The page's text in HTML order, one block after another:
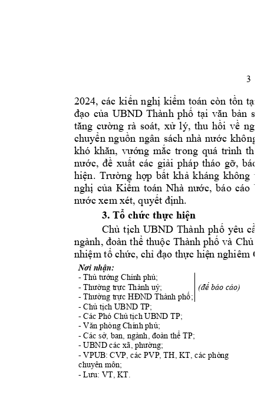
3
2024, các kiến nghị kiểm toán còn tồn tại
đạo của UBND Thành phố tại văn bản số
tăng cường rà soát, xử lý, thu hồi về n
chuyển nguồn ngân sách nhà nước không
khó khăn, vướng mắc trong quá trình
nước, đề xuất các giải pháp tháo gỡ, báo
hiện. Trường hợp bất khả kháng không
nghị của Kiểm toán Nhà nước, báo cáo
nước xem xét, quyết định.
3. Tổ chức thực hiện
Chủ tịch UBND Thành phố yêu cầu
ngành, đoàn thể thuộc Thành phố và Chủ
nhiệm tổ chức, chỉ đạo thực hiện nghiêm
Nơi nhận:
- Thủ tướng Chính phủ;
- Thường trực Thành uỷ; (để báo cáo)
- Thường trực HĐND Thành phố;
- Chủ tịch UBND TP;
- Các Phó Chủ tịch UBND TP;
- Văn phòng Chính phủ;
- Các sở, ban, ngành, đoàn thể TP;
- UBND các xã, phường;
- VPUB: CVP, các PVP, TH, KT, các phòng
chuyên môn;
- Lưu: VT, KT.